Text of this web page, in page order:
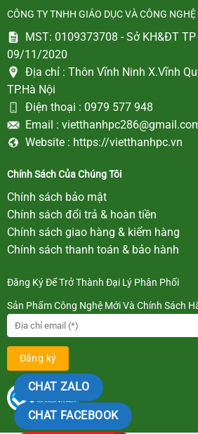
CÔNG TY TNHH GIÁO DỤC VÀ CÔNG
MST: 0109373708 - Sở KH&ĐT
09/11/2020
Địa chỉ : Thôn Vĩnh Ninh X.Vĩnh
TP.Hà Nội
Điện thoại : 0979 577 948
Email :
Website : https://vietthanhpc.vn
Chính Sách Của Chúng Tôi
Chính sách bảo mật
Chính sách đổi trả & hoàn tiền
Chính sách giao hàng & kiểm hàng
Chính sách thanh toán & bảo hành
Đăng Ký Để Trở Thành Đại Lý Phân Phối
Sản Phẩm Công Nghệ Mới Và Chính Sách
CHAT ZALO
CHAT FACEBOOK